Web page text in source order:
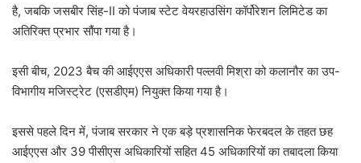
है, जबकि जसबीर सिंह-II को पंजाब स्टेट वेयरहाउसिंग कॉर्पोरेशन लिमिटेड का
अतिरिक्त प्रभार सौंपा गया है।
इसी बीच, 2023 बैच की आईएएस अधिकारी पल्लवी मिश्रा को कलानौर का उप-
विभागीय मजिस्ट्रेट (एसडीएम) नियुक्त किया गया है।
इससे पहले दिन में, पंजाब सरकार ने एक बड़े प्रशासनिक फेरबदल के तहत छह
आईएएस और 39 पीसीएस अधिकारियों सहित 45 अधिकारियों का तबादला किया